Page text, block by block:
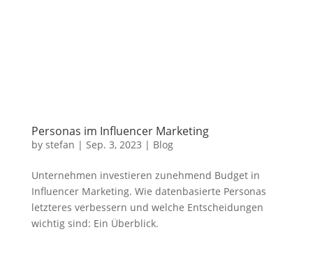
Personas im Influencer Marketing
by stefan | Sep. 3, 2023 | Blog
Unternehmen investieren zunehmend Budget in
Influencer Marketing. Wie datenbasierte Personas
letzteres verbessern und welche Entscheidungen
wichtig sind: Ein Überblick.